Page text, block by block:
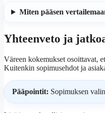
Miten pääsen
Yhteenveto ja
Väreen kokemukset osoittavat,
Kuitenkin sopimusehdot ja
Pääpointit: Sopimuksen